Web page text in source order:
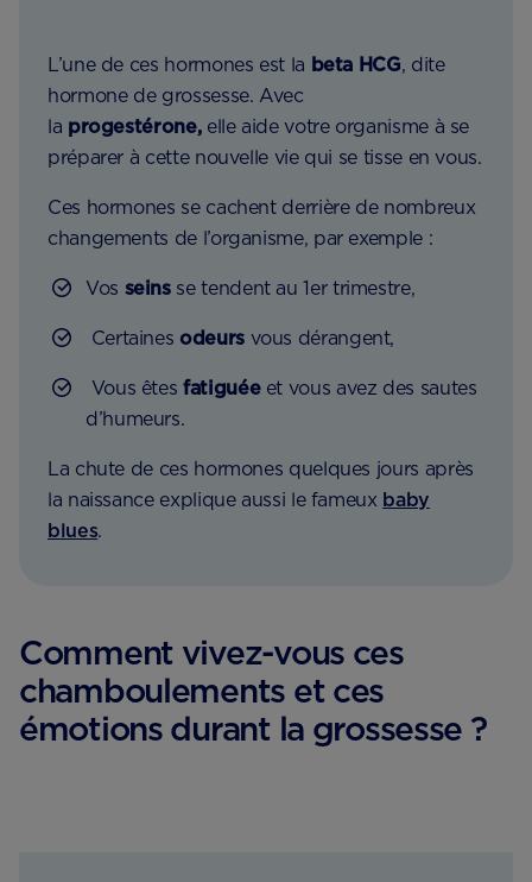
L’une de ces hormones est la beta HCG, dite
hormone de grossesse. Avec
la progestérone,elle aide votre organisme à se
préparer à cette nouvelle vie qui se tisse en vous.
Ces hormones se cachent derrière de nombreux
changements de l’organisme, par exemple :
Vos seins se tendent au 1er trimestre,
Certaines odeursvous dérangent,
Vous êtes fatiguée et vous avez des sautes
d’humeurs.
La chute de ces hormones quelques jours après
la naissance explique aussi le fameux baby
blues.
Comment vivez-vous ces
chamboulements et ces
émotions durant la grossesse ?